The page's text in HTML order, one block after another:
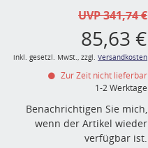
UVP 341,74 €
85,63 €
inkl. gesetzl. MwSt., zzgl. Versandkosten
Zur Zeit nicht lieferbar
1-2 Werktage
Benachrichtigen Sie mich,
wenn der Artikel wieder
verfügbar ist.